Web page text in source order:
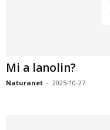
Mi a lanolin?
Naturanet - 2025-10-27